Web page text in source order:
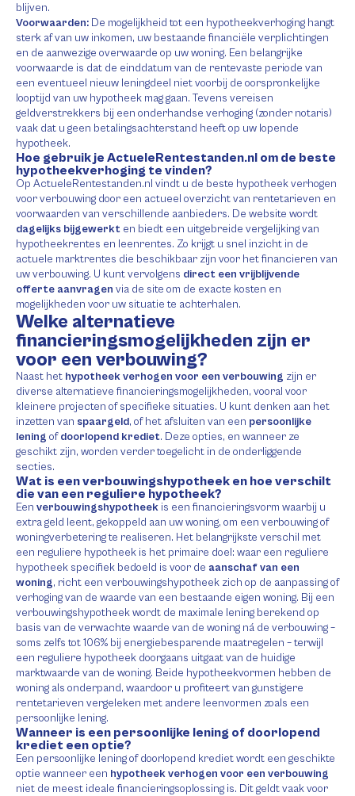
blijven.
Voorwaarden: De mogelijkheid tot een hypotheekverhoging hangt
sterk af van uw inkomen, uw bestaande financiële verplichtingen
en de aanwezige overwaarde op uw woning. Een belangrijke
voorwaarde is dat de einddatum van de rentevaste periode van
een eventueel nieuw leningdeel niet voorbij de oorspronkelijke
looptijd van uw hypotheek mag gaan. Tevens vereisen
geldverstrekkers bij een onderhandse verhoging (zonder notaris)
vaak dat u geen betalingsachterstand heeft op uw lopende
hypotheek.
Hoe gebruik je ActueleRentestanden.nl om de beste
hypotheekverhoging te vinden?
Op ActueleRentestanden.nl vindt u de beste hypotheek verhogen
voor verbouwing door een actueel overzicht van rentetarieven en
voorwaarden van verschillende aanbieders. De website wordt
dagelijks bijgewerkt en biedt een uitgebreide vergelijking van
hypotheekrentes en leenrentes. Zo krijgt u snel inzicht in de
actuele marktrentes die beschikbaar zijn voor het financieren van
uw verbouwing. U kunt vervolgens direct een vrijblijvende
offerte aanvragen via de site om de exacte kosten en
mogelijkheden voor uw situatie te achterhalen.
Welke alternatieve
financieringsmogelijkheden zijn er
voor een verbouwing?
Naast het hypotheek verhogen voor een verbouwing zijn er
diverse alternatieve financieringsmogelijkheden, vooral voor
kleinere projecten of specifieke situaties. U kunt denken aan het
inzetten van spaargeld, of het afsluiten van een persoonlijke
lening ofdoorlopend krediet. Deze opties, en wanneer ze
geschikt zijn, worden verder toegelicht in de onderliggende
secties.
Wat is een verbouwingshypotheek en hoe verschilt
die van een reguliere hypotheek?
Een verbouwingshypotheek is een financieringsvorm waarbij u
extra geld leent, gekoppeld aan uw woning, om een verbouwing of
woningverbetering te realiseren. Het belangrijkste verschil met
een reguliere hypotheek is het primaire doel: waar een reguliere
hypotheek specifiek bedoeld is voor de aanschaf van een
woning, richt een verbouwingshypotheek zich op de aanpassing of
verhoging van de waarde van een bestaande eigen woning. Bij een
verbouwingshypotheek wordt de maximale lening berekend op
basis van de verwachte waarde van de woning ná de verbouwing –
soms zelfs tot 106% bij energiebesparende maatregelen – terwijl
een reguliere hypotheek doorgaans uitgaat van de huidige
marktwaarde van de woning. Beide hypotheekvormen hebben de
woning als onderpand, waardoor u profiteert van gunstigere
rentetarieven vergeleken met andere leenvormen zoals een
persoonlijke lening.
Wanneer is een persoonlijke lening of doorlopend
krediet een optie?
Een persoonlijke lening of doorlopend krediet wordt een geschikte
optie wanneer een hypotheek verhogen voor een verbouwing
niet de meest ideale financieringsoplossing is. Dit geldt vaak voor